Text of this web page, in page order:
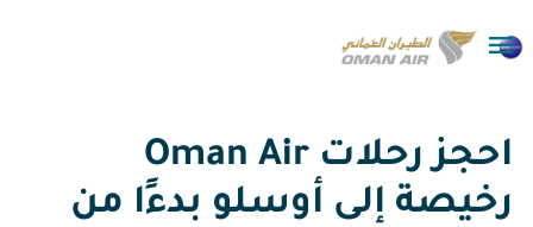

احجز رحلات Oman Air
رخيصة إلى أوسلو بدءًا من